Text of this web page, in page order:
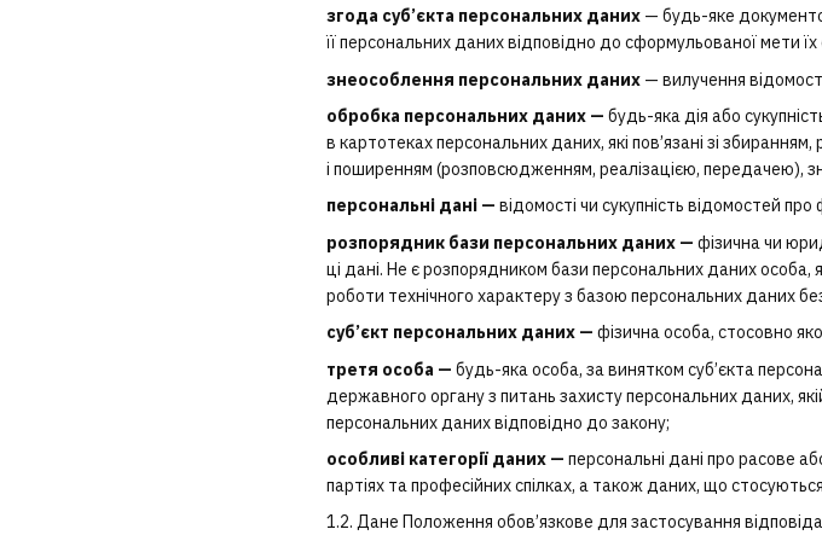
згода суб’єкта персональних даних — будь-яке
її персональних даних відповідно до сформульованої мети
знеособлення персональних даних — вилучення
обробка персональних даних — будь-яка дія або
в картотеках персональних даних, які пов’язані зі
і поширенням (розповсюдженням, реалізацією, передачею),
персональні дані — відомості чи сукупність відомостей
розпорядник бази персональних даних — фізична чи
ці дані. Не є розпорядником бази персональних даних
роботи технічного характеру з базою персональних даних
суб’єкт персональних даних — фізична особа, стосовно
третя особа — будь-яка особа, за винятком суб’єкта
державного органу з питань захисту персональних даних,
персональних даних відповідно до закону;
особливі категорії даних — персональні дані про расове
партіях та професійних спілках, а також даних, що
1.2. Дане Положення обов’язкове для застосування